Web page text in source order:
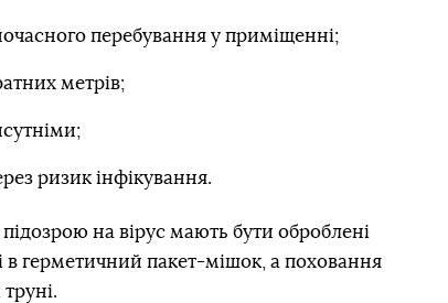
перебування у приміщенні;
метрів;
ризик інфікування.
на вірус мають бути оброблені
герметичний пакет-мішок, а поховання